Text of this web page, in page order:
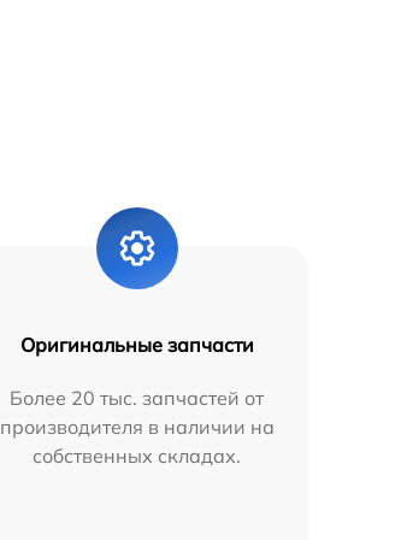
Оригинальные запчасти
Более 20 тыс. запчастей от
производителя в наличии на
собственных складах.